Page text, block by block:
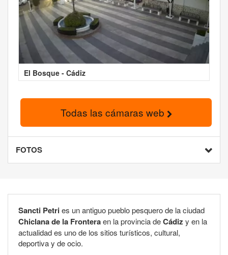
El Bosque - Cádiz
Todas las cámaras web
FOTOS
Sancti Petries un antiguo pueblo pesquero de la ciudad
Chiclana de la Fronteraen la provincia deCádiz y en la
actualidad es uno de los sitios turísticos, cultural,
deportiva y de ocio.